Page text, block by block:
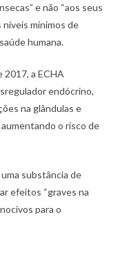
e não “aos seus
níveis mínimos de
humana.
2017, a ECHA
endócrino,
na glândulas e
o risco de
substância de
efeitos “graves na
para o